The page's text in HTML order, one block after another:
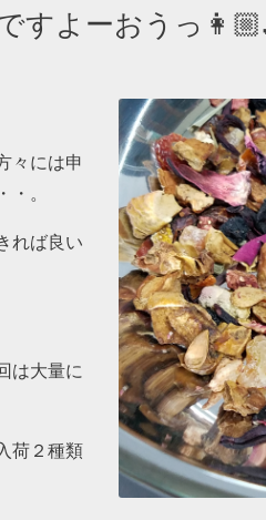
すよーおうっ
々には申
・。
れば良い
は大量に
荷２種類